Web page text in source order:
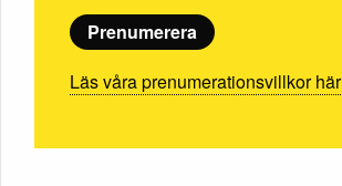
Prenumerera
Läs våra prenumerationsvillkor här